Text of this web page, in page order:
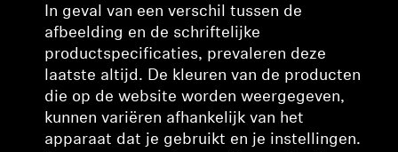
In geval van een verschil tussen de
afbeelding en de schriftelijke
productspecificaties, prevaleren deze
laatste altijd. De kleuren van de producten
die op de website worden weergegeven,
kunnen variëren afhankelijk van het
apparaat dat je gebruikt en je instellingen.